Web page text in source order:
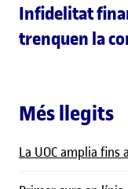
Infidelitat
trenquen la
Més llegits
La UOC amplia